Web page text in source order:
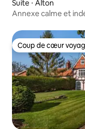
Suite ⋅ Alton
Annexe calme et
Coup de cœur
Coup de cœur